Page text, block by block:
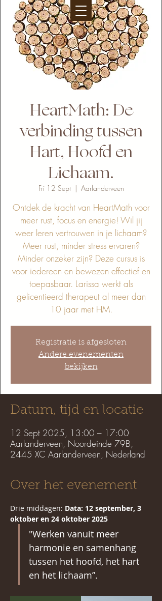
HeartMath: De
verbinding tussen
Hart, Hoofd en
Lichaam.
Fri 12 Sept
  |
Aarlanderveen
Ontdek de kracht van HeartMath voor
meer rust, focus en energie! Wil jij
weer leren vertrouwen in je lichaam?
Meer rust, minder stress ervaren?
Minder onzeker zijn? Deze cursus is
voor iedereen en bewezen effectief en
toepasbaar. Larissa werkt als
gelicentieerd therapeut al meer dan
10 jaar met HM.
Registratie is afgesloten
Andere evenementen
bekijken
Datum, tijd en locatie
12 Sept 2025, 13:00 – 17:00
Aarlanderveen, Noordeinde 79B,
2445 XC Aarlanderveen, Nederland
Over het evenement
Drie middagen: Data: 12 september, 3
oktober en 24 oktober 2025
"Werken vanuit meer
harmonie en samenhang
tussen het hoofd, het hart
en het lichaam”.